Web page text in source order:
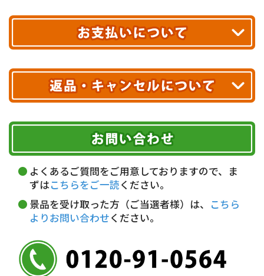
エリアやお届け日の確認はこちら▶
※ 配送業者による配送遅延が生じる可能性がございます。
※ 沖縄・離島はお届けできません。
送料無料!
10,000円未満 全国一律1,100円(税込)
配送業者
ヤマト運輸
お届け可能時間帯
午前中 14～16時
16～18時
18～20時
19～21時 指定なし
クレジットカード
代金引換(現金のみ)
5,000円未満…330円(税込)
銀行振込(前払い)
普通 7263489
＜口座名＞ カ）ディースタイル
期限を含むルール（条件）や、お客様にご負担い
ただく費用がございます。
詳しくはこちら▶
よくあるご質問をご用意しておりますので、ま
ずはこちらをご一読ください。
景品を受け取った方（ご当選者様）は、 こちら
よりお問い合わせください。